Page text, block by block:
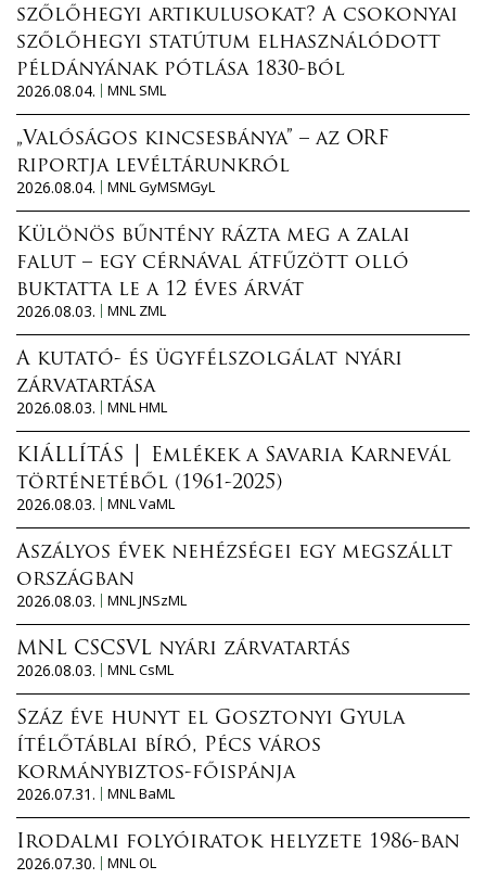
szőlőhegyi artikulusokat? A csokonyai
szőlőhegyi statútum elhasználódott
példányának pótlása 1830-ból
2026.08.04.
MNL SML
„Valóságos kincsesbánya” – az ORF
riportja levéltárunkról
2026.08.04.
MNL GyMSMGyL
Különös bűntény rázta meg a zalai
falut – egy cérnával átfűzött olló
buktatta le a 12 éves árvát
2026.08.03.
MNL ZML
A kutató- és ügyfélszolgálat nyári
zárvatartása
2026.08.03.
MNL HML
KIÁLLÍTÁS │ Emlékek a Savaria Karnevál
történetéből (1961-2025)
2026.08.03.
MNL VaML
Aszályos évek nehézségei egy megszállt
országban
2026.08.03.
MNL JNSzML
MNL CSCSVL nyári zárvatartás
2026.08.03.
MNL CsML
Száz éve hunyt el Gosztonyi Gyula
ítélőtáblai bíró, Pécs város
kormánybiztos-főispánja
2026.07.31.
MNL BaML
Irodalmi folyóiratok helyzete 1986-ban
2026.07.30.
MNL OL